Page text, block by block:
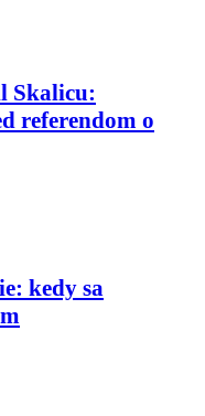
Skalicu:
referendom o
kedy sa